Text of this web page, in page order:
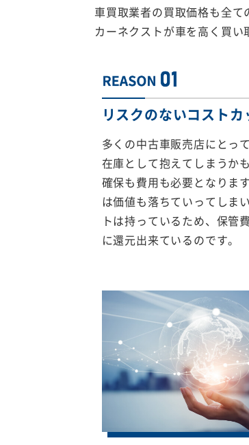
車買取業者の買取価格も全て
カーネクストが車を高く買い
リスクのないコストカ
多くの中古車販売店にとっ
在庫として抱えてしまうか
確保も費用も必要となりま
は価値も落ちていってしま
トは持っているため、保管
に還元出来ているのです。